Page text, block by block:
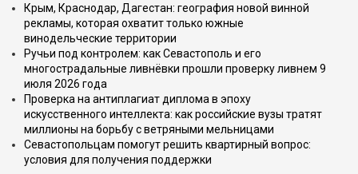
Крым, Краснодар, Дагестан: география новой винной
рекламы, которая охватит только южные
винодельческие территории
Ручьи под контролем: как Севастополь и его
многострадальные ливнёвки прошли проверку ливнем 9
июля 2026 года
Проверка на антиплагиат диплома в эпоху
искусственного интеллекта: как российские вузы тратят
миллионы на борьбу с ветряными мельницами
Севастопольцам помогут решить квартирный вопрос:
условия для получения поддержки